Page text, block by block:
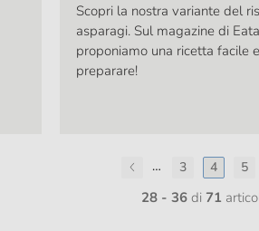
Scopri la nostra variante del
asparagi. Sul magazine di
proponiamo una ricetta facile
preparare!
… 3 4 5
28 - 36 di 71